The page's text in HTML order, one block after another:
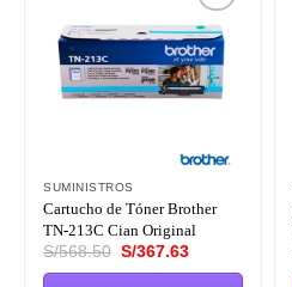
Añadir
a la
lista de
deseos
SUMINISTROS
Cartucho de Tóner Brother
TN-213C Cian Original
S/568.50 El
S/367.63El